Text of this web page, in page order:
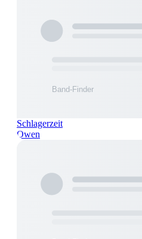
Schlagerzeit
Owen